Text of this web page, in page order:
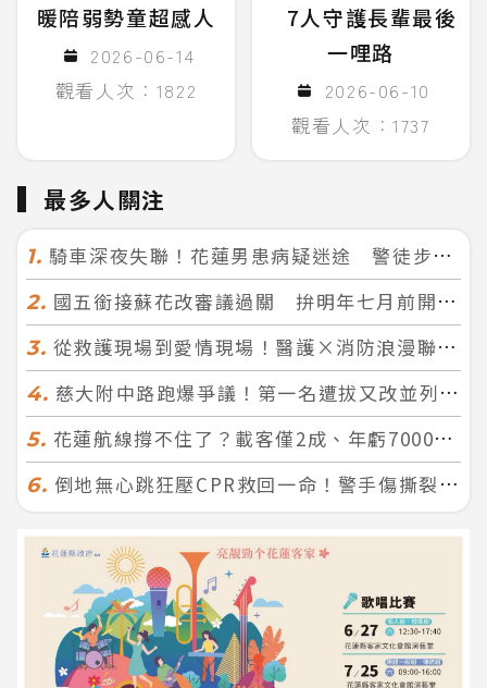
暖陪弱勢童超感人
2026-06-14
觀看人次：1822
7人守護長輩最後
一哩路
2026-06-10
觀看人次：1737
最多人關注
1. 騎車深夜失聯！花蓮男患病疑迷途 警徒步百米急尋救回一命
2. 國五銜接蘇花改審議過關 拚明年七月前開工！台北花蓮2小時生活圈成形
3. 從救護現場到愛情現場！醫護×消防浪漫聯誼 32人配對成功5對
4. 慈大附中路跑爆爭議！第一名遭拔又改並列 家長怒：難以接受
5. 花蓮航線撐不住了？載客僅2成、年虧7000萬 華信喊：真的快飛不下去
6. 倒地無心跳狂壓CPR救回一命！警手傷撕裂仍不放手 竟救到藝人何篤霖哥哥